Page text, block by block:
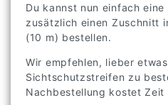
Du kannst nun einfach
zusätzlich einen Zuschnitt
(10 m) bestellen.
Wir empfehlen, lieber
Sichtschutzstreifen zu
Nachbestellung kostet Zeit